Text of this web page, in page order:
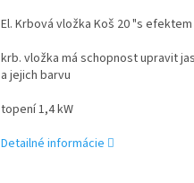
El. Krbová vložka Koš 20 "s
krb. vložka má schopnost upravit
a jejich barvu
topení 1,4 kW
Detailné informácie